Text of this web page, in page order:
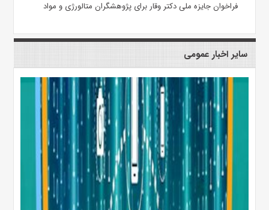
فراخوان جایزه ملی دکتر وقار برای پژوهشگران متالورژی و مواد
سایر اخبار عمومی